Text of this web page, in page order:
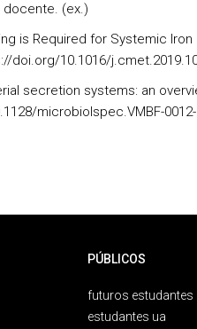
(ex.)
is Required for Systemic Iron
doi.org/10.1016/
secretion systems: an
microbiolspec.VMBF-0012-
PÚBLICOS
futuros estudantes
estudantes ua